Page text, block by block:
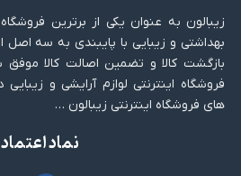
زیبالون به عنوان یکی از برترین
بازگشت کالا و تضمین اصالت کالا
فروشگاه اینترنتی لوازم آرایشی و
های فروشگاه اینترنتی زیبالون …
نماد اعتماد